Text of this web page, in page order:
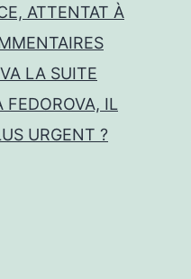
ATTENTAT À
LA SUITE
FEDOROVA, IL
URGENT ?